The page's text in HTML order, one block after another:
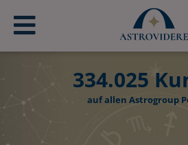
334.025
auf allen Astrogroup